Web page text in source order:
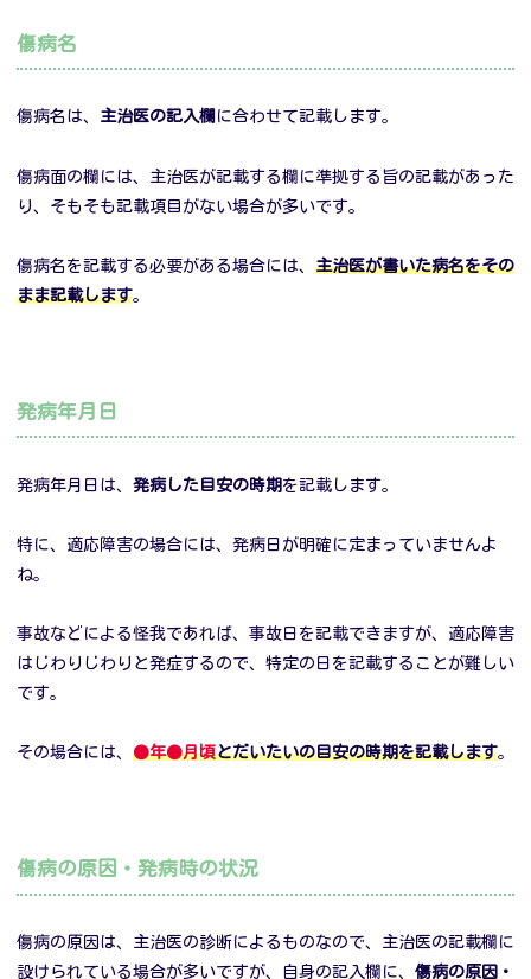
傷病名
傷病名は、 主治医の記入欄 に合わせて記載します。
傷病面の欄には、主治医が記載する欄に準拠する旨の記載があった
り、そもそも記載項目がない場合が多いです。
傷病名を記載する必要がある場合には、 主治医が書いた病名をその
まま記載します。
発病年月日
発病年月日は、 発病した目安の時期 を記載します。
特に、適応障害の場合には、発病日が明確に定まっていませんよ
ね。
事故などによる怪我であれば、事故日を記載できますが、適応障害
はじわりじわりと発症するので、特定の日を記載することが難しい
です。
その場合には、 ●年●月頃とだいたいの目安の時期を記載します。
傷病の原因・発病時の状況
傷病の原因は、主治医の診断によるものなので、主治医の記載欄に
設けられている場合が多いですが、自身の記入欄に、 傷病の原因・